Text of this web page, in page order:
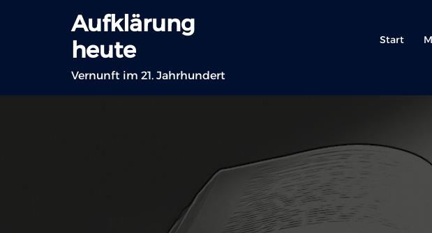
Aufklärung
heute
Vernunft im 21. Jahrhundert
Start